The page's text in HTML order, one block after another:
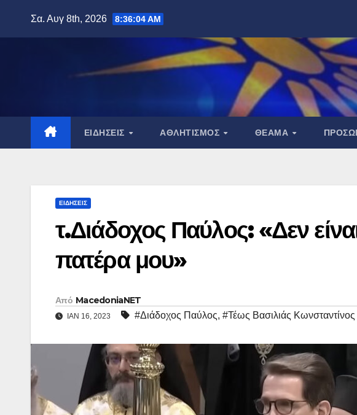
Σα. Αυγ 8th, 2026 8:36:05 AM
ΕΙΔΉΣΕΙΣ ΑΘΛΗΤΙΣΜΌΣ ΘΈΑΜΑ
ΕΙΔΉΣΕΙΣ
τ.Διάδοχος Παύλος: «Δεν
πατέρα μου»
Από MacedoniaNET
ΙΑΝ 16, 2023 #Διάδοχος Παύλος, #Τέως Βασιλιάς Κωνσταντίνος